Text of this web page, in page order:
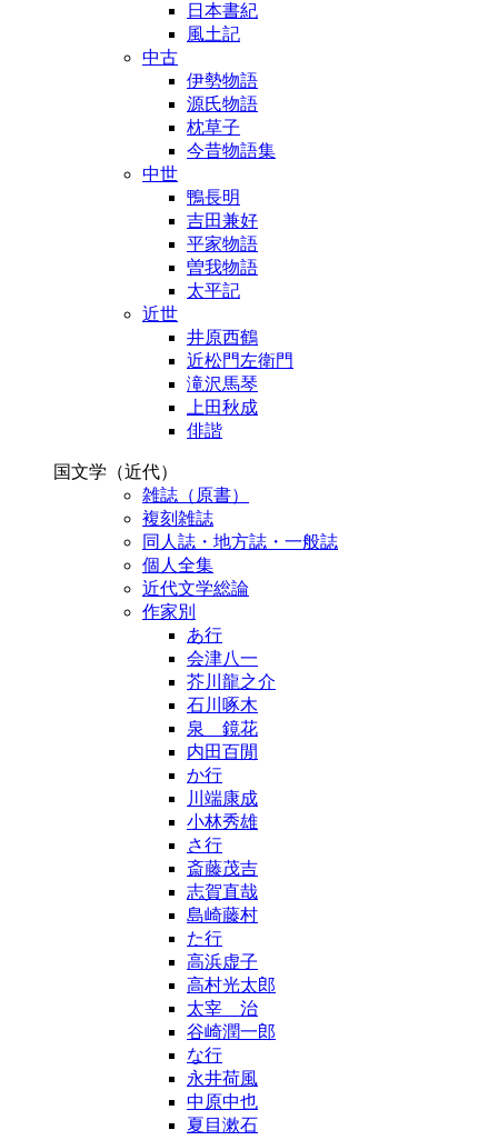
日本書紀
風土記
中古
伊勢物語
源氏物語
枕草子
今昔物語集
中世
鴨長明
吉田兼好
平家物語
曽我物語
太平記
近世
井原西鶴
近松門左衛門
滝沢馬琴
上田秋成
俳諧
国文学（近代）
雑誌（原書）
複刻雑誌
同人誌・地方誌・一般誌
個人全集
近代文学総論
作家別
あ行
会津八一
芥川龍之介
石川啄木
泉 鏡花
内田百閒
か行
川端康成
小林秀雄
さ行
斎藤茂吉
志賀直哉
島崎藤村
た行
高浜虚子
高村光太郎
太宰 治
谷崎潤一郎
な行
永井荷風
中原中也
夏目漱石